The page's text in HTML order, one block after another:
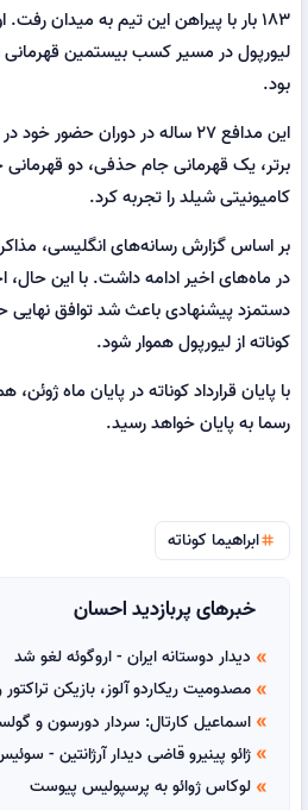
۱۸۳ بار با پیراهن این تیم به میدان
لیورپول در مسیر کسب بیستمین قهرمانی
بود.
این مدافع ۲۷ ساله در دوران
برتر، یک قهرمانی جام حذفی، دو قهرمانی
کامیونیتی شیلد را تجربه کرد.
بر اساس گزارش رسانه‌های انگلیسی،
در ماه‌های اخیر ادامه داشت. با این حال،
دستمزد پیشنهادی باعث شد توافق
کوناته از لیورپول هموار شود.
با پایان قرارداد کوناته در پایان ماه
رسما به پایان خواهد رسید.
tagابراهیما کوناته
خبرهای پربازدید احسان
double_arrow دیدار دوستانه ایران - اروگوئه لغو شد
double_arrow مصدومیت ریکاردو آلوز، بازیکن
double_arrow اسماعیل کارتال: سردار دورسون و گولسیانی
double_arrow ژائو پینیرو قاضی دیدار آرژانتین -
double_arrow لوکاس ژوائو به پرسپولیس پیوست